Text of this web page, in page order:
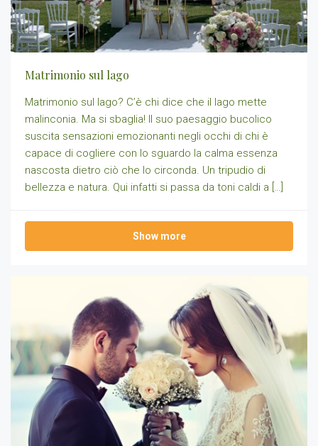
Matrimonio sul lago
Matrimonio sul lago? C’è chi dice che il lago mette
malinconia. Ma si sbaglia! Il suo paesaggio bucolico
suscita sensazioni emozionanti negli occhi di chi è
capace di cogliere con lo sguardo la calma essenza
nascosta dietro ciò che lo circonda. Un tripudio di
bellezza e natura. Qui infatti si passa da toni caldi a […]
Show more